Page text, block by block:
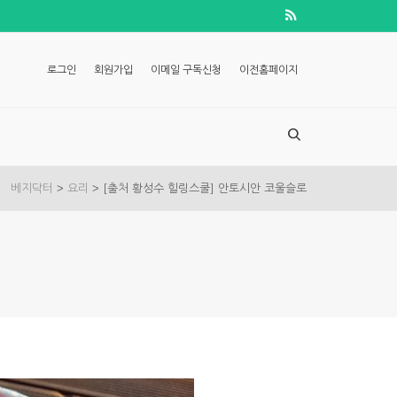
로그인 회원가입 이메일 구독신청 이전홈페이지
베지닥터 > 요리 > [출처 황성수 힐링스쿨] 안토시안 코울슬로